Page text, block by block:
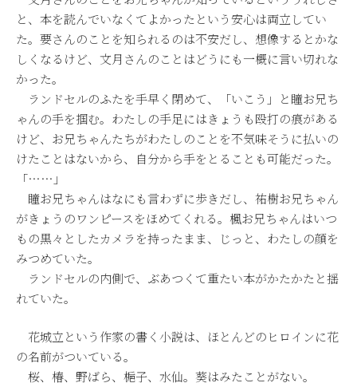
と、本を読んでいなくてよかったという安心は両立してい
た。要さんのことを知られるのは不安だし、想像するとかな
しくなるけど、文月さんのことはどうにも一概に言い切れな
かった。
ランドセルのふたを手早く閉めて、「いこう」と瞳お兄ち
ゃんの手を掴む。わたしの手足にはきょうも殴打の痕がある
けど、お兄ちゃんたちがわたしのことを不気味そうに払いの
けたことはないから、自分から手をとることも可能だった。
「……」
瞳お兄ちゃんはなにも言わずに歩きだし、祐樹お兄ちゃん
がきょうのワンピースをほめてくれる。楓お兄ちゃんはいつ
もの黒々としたカメラを持ったまま、じっと、わたしの顔を
みつめていた。
ランドセルの内側で、ぶあつくて重たい本がかたかたと揺
れていた。
花城立という作家の書く小説は、ほとんどのヒロインに花
の名前がついている。
桜、椿、野ばら、梔子、水仙。葵はみたことがない。